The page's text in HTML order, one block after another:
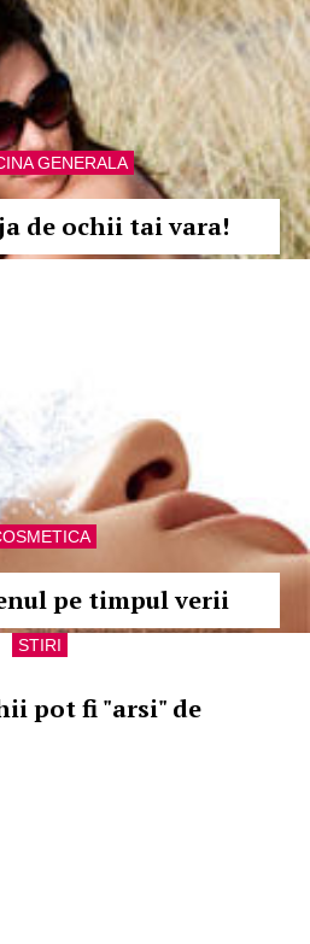
GENERALA
de ochii tai vara!
pe timpul verii
STIRI
pot fi "arsi" de